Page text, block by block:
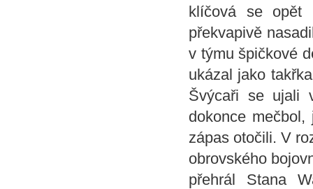
klíčová se opět
překvapivě
v týmu špičkové
ukázal jako
Švýcaři se ujali
dokonce
zápas otočili. V
obrovského
přehrál Stana